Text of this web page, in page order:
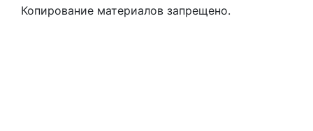
Копирование материалов запрещено.